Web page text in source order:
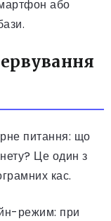
або
питання: що
Це один з
кас.
режим: при